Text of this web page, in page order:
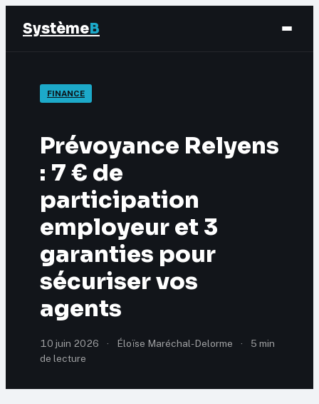
SystèmeB
Finance
Éducation & Emploi
Marketing
FINANCE
Prévoyance Relyens
: 7 € de
participation
employeur et 3
garanties pour
sécuriser vos
agents
10 juin 2026 · Éloïse Maréchal-Delorme ·
5 min
de lecture